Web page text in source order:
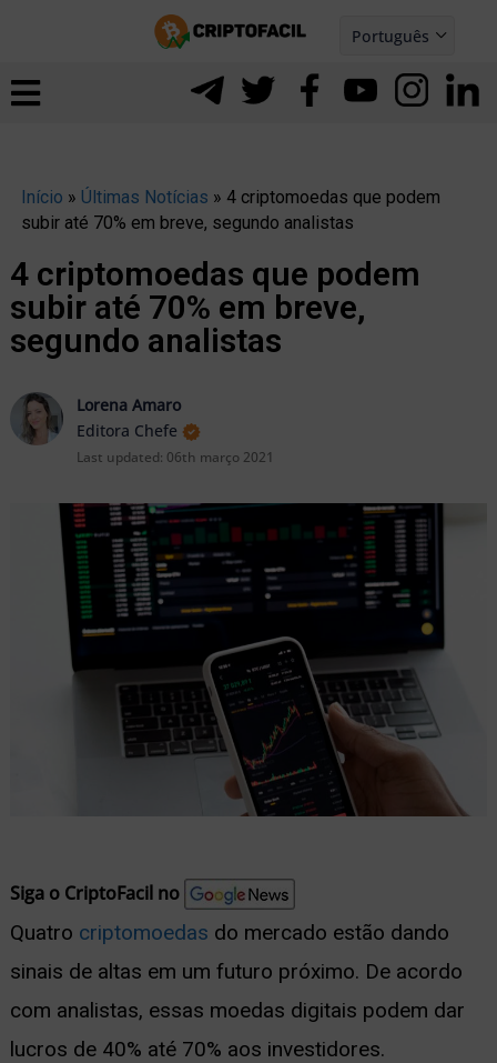
Português
Español
Início » Últimas Notícias » 4 criptomoedas que podem
subir até 70% em breve, segundo analistas
4 criptomoedas que podem
subir até 70% em breve,
segundo analistas
Lorena Amaro
Editora Chefe
Last updated: 06th março 2021
Siga o CriptoFacil no
Quatro criptomoedas do mercado estão dando
sinais de altas em um futuro próximo. De acordo
com analistas, essas moedas digitais podem dar
lucros de 40% até 70% aos investidores.